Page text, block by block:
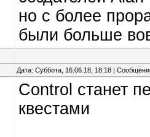
но с более
были больше
Дата: Суббота, 16.06.18, 18:18 |
Control станет
квестами